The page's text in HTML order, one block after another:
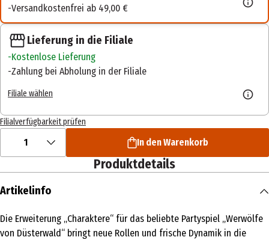
Versandkostenfrei ab 49,00 €
Lieferung in die Filiale
Kostenlose Lieferung
Zahlung bei Abholung in der Filiale
Filiale wählen
Filialverfügbarkeit prüfen
1 In den Warenkorb
Produktdetails
Artikelinfo
Die Erweiterung „Charaktere“ für das beliebte Partyspiel „Werwölfe
von Düsterwald“ bringt neue Rollen und frische Dynamik in die